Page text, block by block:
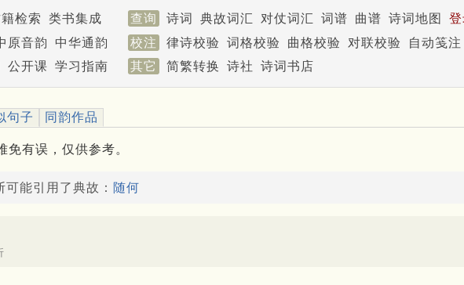
检索 类书集成 查询 诗词 典故词汇 对仗词汇 词谱 曲谱 诗词地图
原音韵 中华通韵 校注 律诗校验 词格校验 曲格校验 对联校验
自动笺注
公开课 学习指南 其它 简繁转换 诗社 诗词书店
句子 同韵作品
有误，仅供参考。
能引用了典故： 随何